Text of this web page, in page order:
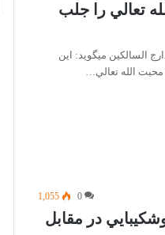
تعالي را جلب
السالکين ميگويد: اين
الله تعالي…
0
1,055
در مقابل